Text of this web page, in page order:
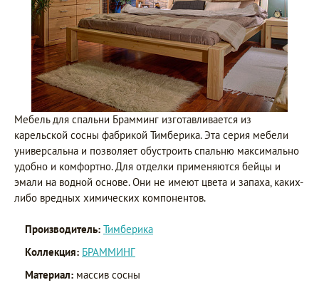
Мебель для спальни Брамминг изготавливается из
карельской сосны фабрикой Тимберика. Эта серия мебели
универсальна и позволяет обустроить спальню максимально
удобно и комфортно. Для отделки применяются бейцы и
эмали на водной основе. Они не имеют цвета и запаха, каких-
либо вредных химических компонентов.
Производитель: Тимберика
Коллекция: БРАММИНГ
Материал: массив сосны